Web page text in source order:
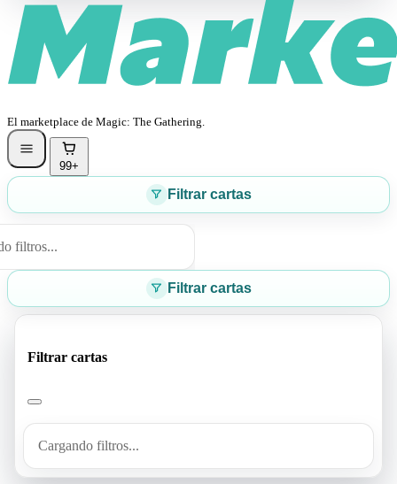
El marketplace de Magic: The Gathering.
99+
Filtrar cartas
filtros...
Filtrar cartas
Filtrar cartas
Cargando filtros...